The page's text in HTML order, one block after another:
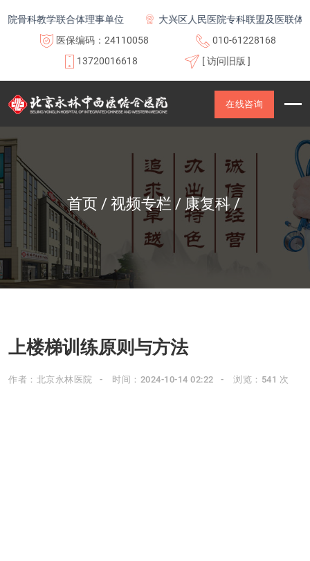
骨科教学联合体理事单位
大兴区人民医院专科联盟及医联体成
医保编码：24110058
010-61228168
13720016618
[ 访问旧版 ]
在线咨询
首页 视频专栏 康复科
上楼梯训练原则与方法
作者：北京永林医院 时间：2024-10-14 02:22 浏览：541 次